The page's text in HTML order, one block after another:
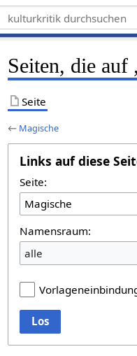
Seiten, die auf
Seite
← Magische
Links auf diese
Seite:
Namensraum:
alle
Los